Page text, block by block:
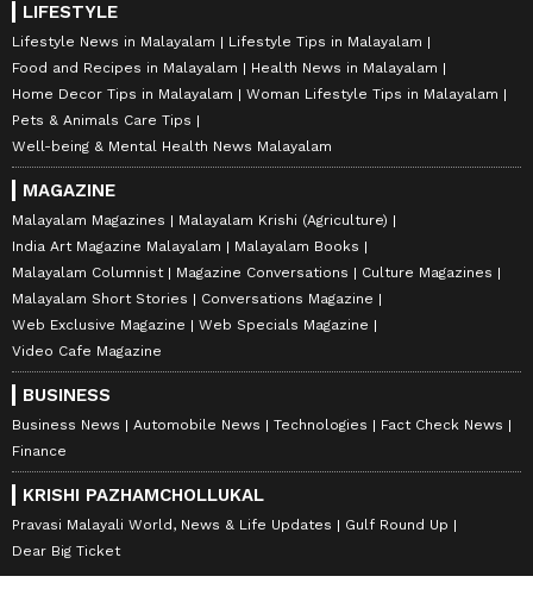
LIFESTYLE
Lifestyle News in Malayalam
Lifestyle Tips in Malayalam
Food and Recipes in Malayalam
Health News in Malayalam
Home Decor Tips in Malayalam
Woman Lifestyle Tips in Malayalam
Pets & Animals Care Tips
Well-being & Mental Health News Malayalam
MAGAZINE
Malayalam Magazines
Malayalam Krishi (Agriculture)
India Art Magazine Malayalam
Malayalam Books
Malayalam Columnist
Magazine Conversations
Culture Magazines
Malayalam Short Stories
Conversations Magazine
Web Exclusive Magazine
Web Specials Magazine
Video Cafe Magazine
BUSINESS
Business News Automobile News Technologies
Fact Check News
Finance
KRISHI PAZHAMCHOLLUKAL
Pravasi Malayali World, News & Life Updates
Gulf Round Up
Dear Big Ticket